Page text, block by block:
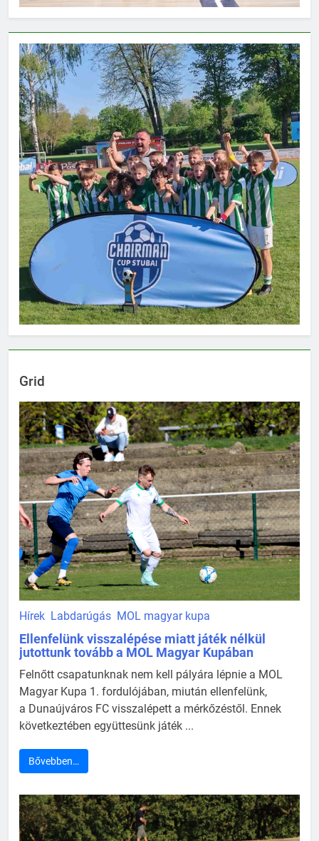
Grid
Hírek Labdarúgás MOL magyar kupa
Ellenfelünk visszalépése miatt játék nélkül
jutottunk tovább a MOL Magyar Kupában
Felnőtt csapatunknak nem kell pályára lépnie a MOL
Magyar Kupa 1. fordulójában, miután ellenfelünk,
a Dunaújváros FC visszalépett a mérkőzéstől. Ennek
következtében együttesünk játék ...
Bővebben…